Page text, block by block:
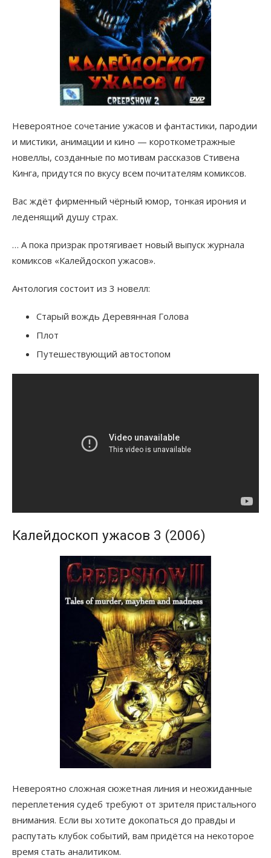
Невероятное сочетание ужасов и фантастики, пародии
и мистики, анимации и кино — короткометражные
новеллы, созданные по мотивам рассказов Стивена
Кинга, придутся по вкусу всем почитателям комиксов.
Вас ждёт фирменный чёрный юмор, тонкая ирония и
леденящий душу страх.
… А пока призрак протягивает новый выпуск журнала
комиксов «Калейдоскоп ужасов».
Антология состоит из 3 новелл:
Старый вождь Деревянная Голова
Плот
Путешествующий автостопом
Калейдоскоп ужасов 3 (2006)
Невероятно сложная сюжетная линия и неожиданные
переплетения судеб требуют от зрителя пристального
внимания. Если вы хотите докопаться до правды и
распутать клубок событий, вам придётся на некоторое
время стать аналитиком.